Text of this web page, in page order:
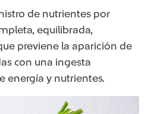
de nutrientes por
equilibrada,
previene la aparición de
con una ingesta
energía y nutrientes.